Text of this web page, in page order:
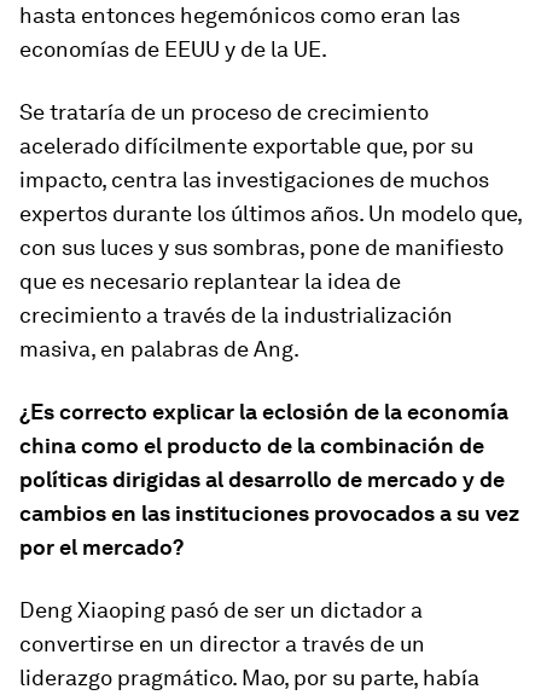
hasta entonces hegemónicos como eran las
economías de EEUU y de la UE.
Se trataría de un proceso de crecimiento
acelerado difícilmente exportable que, por su
impacto, centra las investigaciones de muchos
expertos durante los últimos años. Un modelo que,
con sus luces y sus sombras, pone de manifiesto
que es necesario replantear la idea de
crecimiento a través de la industrialización
masiva, en palabras de Ang.
¿Es correcto explicar la eclosión de la economía
china como el producto de la combinación de
políticas dirigidas al desarrollo de mercado y de
cambios en las instituciones provocados a su vez
por el mercado?
Deng Xiaoping pasó de ser un dictador a
convertirse en un director a través de un
liderazgo pragmático. Mao, por su parte, había